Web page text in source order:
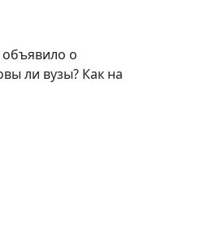
о
ли вузы? Как на